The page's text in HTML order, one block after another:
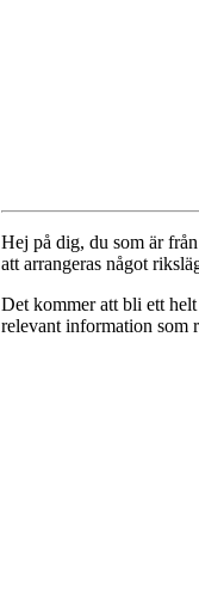
Hej på dig, du som är
att arrangeras något
Det kommer att bli ett
relevant information som